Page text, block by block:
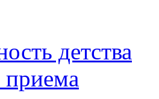
детства
приема